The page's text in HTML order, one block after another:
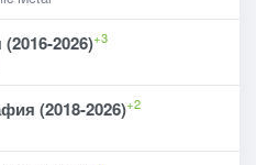
2026)+3
(2018-2026)+2